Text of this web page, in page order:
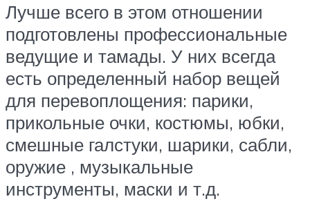
Лучше всего в этом отношении
подготовлены профессиональные
ведущие и тамады. У них всегда
есть определенный набор вещей
для перевоплощения: парики,
прикольные очки, костюмы, юбки,
смешные галстуки, шарики, сабли,
оружие , музыкальные
инструменты, маски и т.д.